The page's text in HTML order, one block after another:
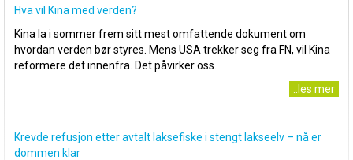
Hva vil Kina med verden?
Kina la i sommer frem sitt mest omfattende dokument om
hvordan verden bør styres. Mens USA trekker seg fra FN, vil Kina
reformere det innenfra. Det påvirker oss.
..les mer
Krevde refusjon etter avtalt laksefiske i stengt lakseelv – nå er
dommen klar